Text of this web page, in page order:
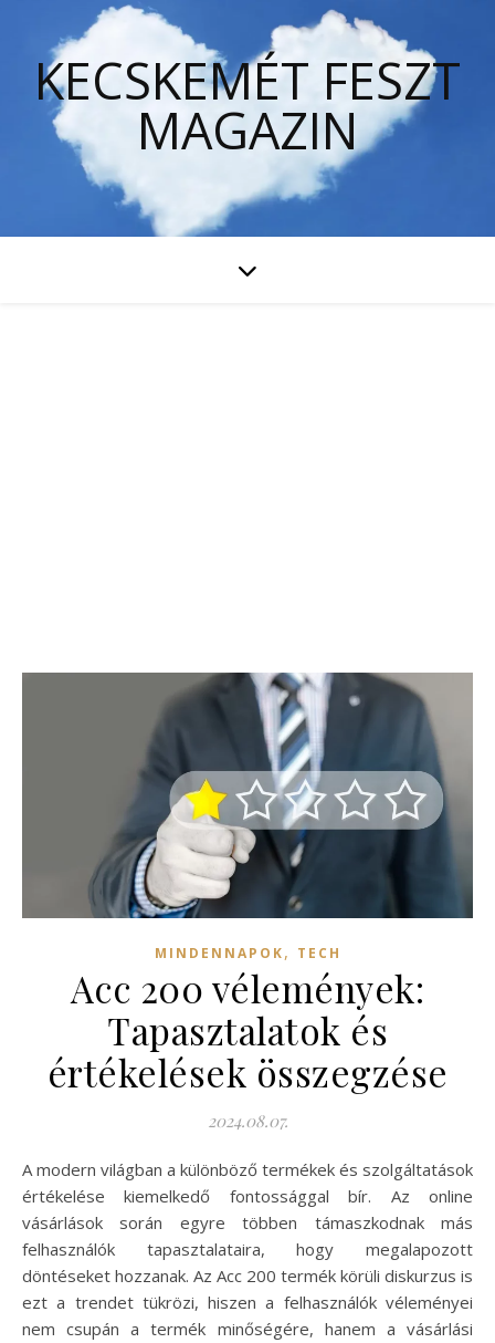
KECSKEMÉT FESZT
MAGAZIN
MINDENNAPOK, TECH
Acc 200 vélemények:
Tapasztalatok és
értékelések összegzése
2024.08.07.
A modern világban a különböző termékek és szolgáltatások
értékelése kiemelkedő fontossággal bír. Az online
vásárlások során egyre többen támaszkodnak más
felhasználók tapasztalataira, hogy megalapozott
döntéseket hozzanak. Az Acc 200 termék körüli diskurzus is
ezt a trendet tükrözi, hiszen a felhasználók véleményei
nem csupán a termék minőségére, hanem a vásárlási